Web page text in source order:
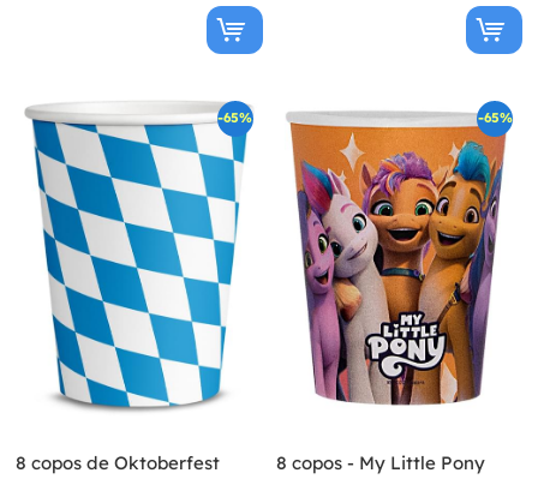
-65%
8 copos de Oktoberfest
-65%
8 copos - My Little Pony